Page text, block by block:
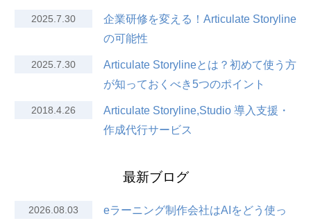
2025.7.30
企業研修を変える！Articulate Storyline
の可能性
2025.7.30
Articulate Storylineとは？初めて使う方
が知っておくべき5つのポイント
2018.4.26
Articulate Storyline,Studio 導入支援・
作成代行サービス
最新ブログ
2026.08.03
eラーニング制作会社はAIをどう使っ